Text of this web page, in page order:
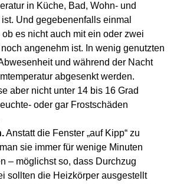
in Küche, Bad, Wohn- und
Und gegebenenfalls einmal
es nicht auch mit ein oder zwei
angenehm ist. In wenig genutzten
und während der Nacht
abgesenkt werden.
aber nicht unter 14 bis 16 Grad
oder gar Frostschäden
Anstatt die Fenster „auf Kipp“ zu
sie immer für wenige Minuten
– möglichst so, dass Durchzug
sollten die Heizkörper ausgestellt